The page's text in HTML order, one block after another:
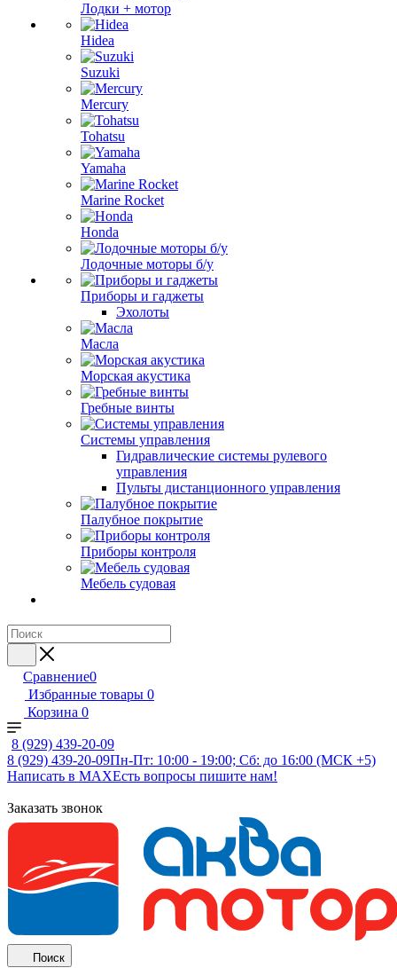
Лодки + мотор
Hidea
Suzuki
Mercury
Tohatsu
Yamaha
Marine Rocket
Honda
Лодочные моторы б/у
Приборы и гаджеты
Эхолоты
Масла
Морская акустика
Гребные винты
Системы управления
Гидравлические системы рулевого
управления
Пульты дистанционного управления
Палубное покрытие
Приборы контроля
Мебель судовая
Сравнение0
Избранные товары 0
Корзина 0
8 (929) 439-20-09
8 (929) 439-20-09Пн-Пт: 10:00 - 19:00; Сб: до 16:00 (МСК +5)
Написать в MAXЕсть вопросы пишите нам!
Заказать звонок
Поиск